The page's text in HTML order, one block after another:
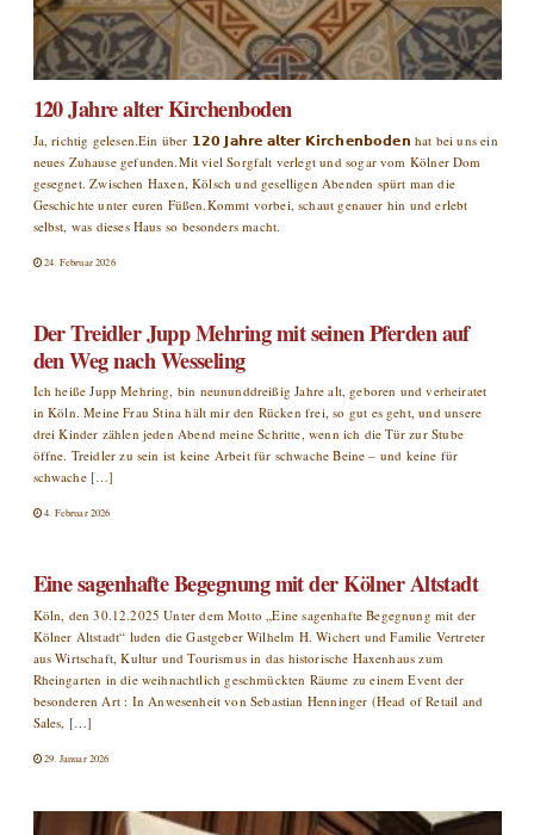
120 Jahre alter Kirchenboden
Ja, richtig gelesen.Ein über 𝟭𝟮𝟬 𝗝𝗮𝗵𝗿𝗲 𝗮𝗹𝘁𝗲𝗿 𝗞𝗶𝗿𝗰𝗵𝗲𝗻𝗯𝗼𝗱𝗲𝗻 hat bei uns ein
neues Zuhause gefunden.Mit viel Sorgfalt verlegt und sogar vom Kölner Dom
gesegnet. Zwischen Haxen, Kölsch und geselligen Abenden spürt man die
Geschichte unter euren Füßen.Kommt vorbei, schaut genauer hin und erlebt
selbst, was dieses Haus so besonders macht.
24. Februar 2026
Der Treidler Jupp Mehring mit seinen Pferden auf
den Weg nach Wesseling
Ich heiße Jupp Mehring, bin neununddreißig Jahre alt, geboren und verheiratet
in Köln. Meine Frau Stina hält mir den Rücken frei, so gut es geht, und unsere
drei Kinder zählen jeden Abend meine Schritte, wenn ich die Tür zur Stube
öffne. Treidler zu sein ist keine Arbeit für schwache Beine – und keine für
schwache […]
4. Februar 2026
Eine sagenhafte Begegnung mit der Kölner Altstadt
Köln, den 30.12.2025 Unter dem Motto „Eine sagenhafte Begegnung mit der
Kölner Altstadt“ luden die Gastgeber Wilhelm H. Wichert und Familie Vertreter
aus Wirtschaft, Kultur und Tourismus in das historische Haxenhaus zum
Rheingarten in die weihnachtlich geschmückten Räume zu einem Event der
besonderen Art : In Anwesenheit von Sebastian Henninger (Head of Retail and
Sales, […]
29. Januar 2026